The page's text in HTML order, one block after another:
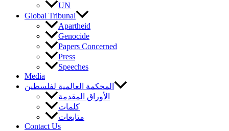
UN
Global Tribunal
Apartheid
Genocide
Papers Concerned
Press
Speeches
Media
المحكمة العالمية لفلسطين
الأوراق المقدمة
كلمات
متابعات
Contact Us